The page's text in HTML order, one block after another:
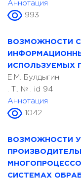
Аннотация
993
ВОЗМОЖНОСТИ
ИСПОЛЬЗУЕМЫХ
Е.М. Булдыгин
. T.. № . id 94
Аннотация
1042
ВОЗМОЖНОСТИ
СИСТЕМАХ